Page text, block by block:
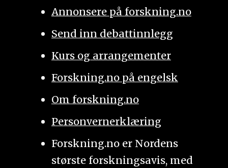
Annonsere på forskning.no
Send inn debattinnlegg
Kurs og arrangementer
Forskning.no på engelsk
Om forskning.no
Personvernerklæring
Forskning.no er Nordens
største forskningsavis, med